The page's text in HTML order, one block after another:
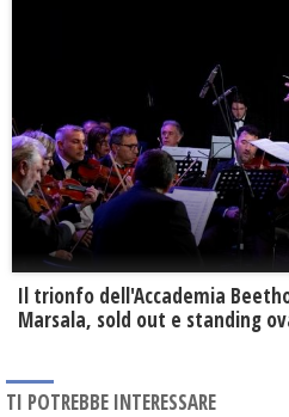
Il trionfo dell'Accademia
Marsala, sold out e standing
TI POTREBBE INTERESSARE